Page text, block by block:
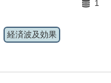
1
経済波及効果